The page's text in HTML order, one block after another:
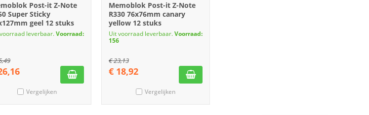
Post-it Z-Note
Super Sticky
geel 12 stuks
leverbaar.Voorraad:
Vergelijken
Memoblok Post-it Z-Note
R330 76x76mm canary
yellow 12 stuks
Uit voorraad leverbaar.Voorraad:
156
€23,13
€ 18,92
Vergelijken